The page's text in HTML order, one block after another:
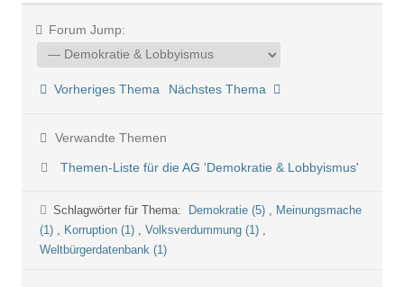
Forum Jump:
Vorheriges Thema Nächstes Thema
Verwandte Themen
Themen-Liste für die AG 'Demokratie & Lobbyismus'
Schlagwörter für Thema: Demokratie (5) , Meinungsmache
(1) , Korruption (1) , Volksverdummung (1) ,
Weltbürgerdatenbank (1)